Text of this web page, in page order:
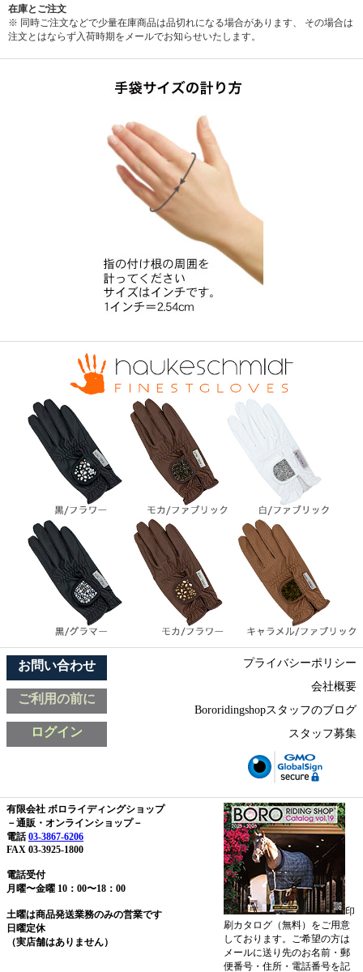
在庫とご注文
※ 同時ご注文などで少量在庫商品は品切れになる場合があります、 その場合は
注文とはならず入荷時期をメールでお知らせいたします。
お問い合わせ
ご利用の前に
ログイン
プライバシーポリシー
会社概要
Bororidingshopスタッフのブログ
スタッフ募集
有限会社 ボロライディングショップ
－通販・オンラインショップ－
電話03-3867-6206
FAX 03-3925-1800
電話受付
月曜〜金曜 10：00〜18：00
土曜は商品発送業務のみの営業です
日曜定休
（実店舗はありません）
印
刷カタログ（無料）をご用意
しております。ご希望の方は
メールに送り先のお名前・郵
便番号・住所・電話番号を記